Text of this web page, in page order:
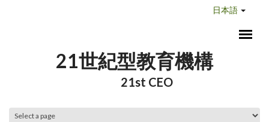
日本語
21世紀型教育機構
21st CEO